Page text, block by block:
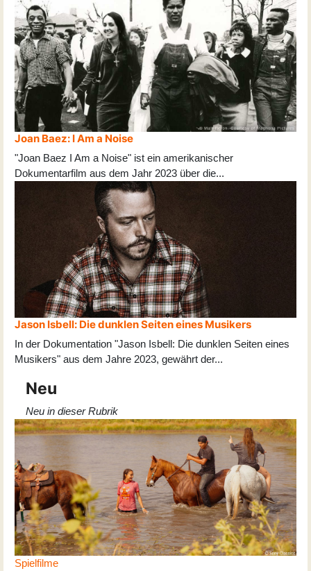
Joan Baez: I Am a Noise
"Joan Baez I Am a Noise" ist ein amerikanischer
Dokumentarfilm aus dem Jahr 2023 über die...
Jason Isbell: Die dunklen Seiten eines Musikers
In der Dokumentation "Jason Isbell: Die dunklen Seiten eines
Musikers" aus dem Jahre 2023, gewährt der...
Neu
Neu in dieser Rubrik
Spielfilme